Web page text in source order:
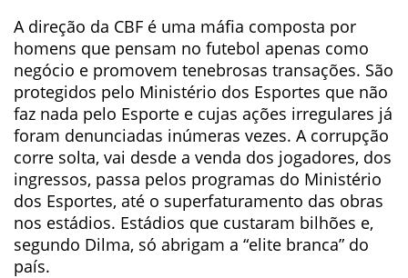
A direção da CBF é uma máfia composta por
homens que pensam no futebol apenas como
negócio e promovem tenebrosas transações. São
protegidos pelo Ministério dos Esportes que não
faz nada pelo Esporte e cujas ações irregulares já
foram denunciadas inúmeras vezes. A corrupção
corre solta, vai desde a venda dos jogadores, dos
ingressos, passa pelos programas do Ministério
dos Esportes, até o superfaturamento das obras
nos estádios. Estádios que custaram bilhões e,
segundo Dilma, só abrigam a “elite branca” do
país.